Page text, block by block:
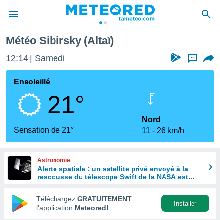
de
Météo Sibirsky (Altaï)
12:14 Samedi ...
Ensoleillé
21°
Sensation de 21°
Nord
11
26 km/h
Astronomie
Alerte spatiale : un satellite privé envoyé à la
rescousse du télescope Swift de la NASA est
Téléchargez GRATUITEMENT
l’application Meteored!
Installer